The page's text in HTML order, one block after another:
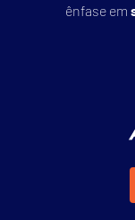
ênfase em